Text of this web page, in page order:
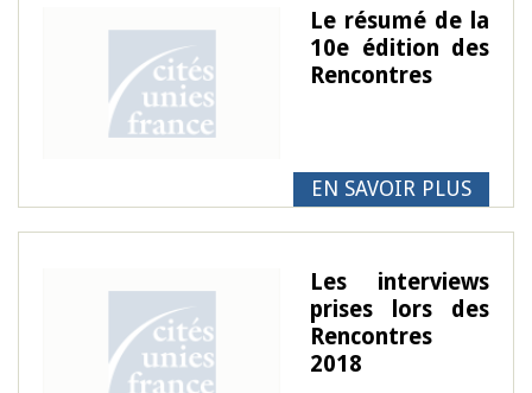
Le résumé de la
10e édition des
Rencontres
EN SAVOIR PLUS
Les interviews
prises lors des
Rencontres
2018